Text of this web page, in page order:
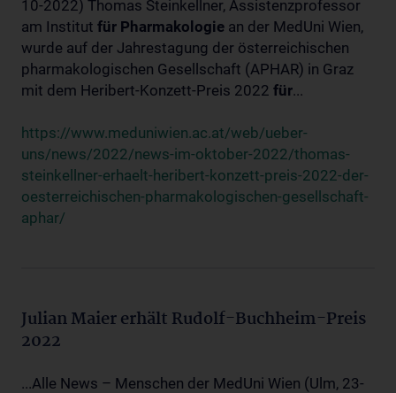
10-2022) Thomas Steinkellner, Assistenzprofessor
am Institut für Pharmakologie an der MedUni Wien,
wurde auf der Jahrestagung der österreichischen
pharmakologischen Gesellschaft (APHAR) in Graz
mit dem Heribert-Konzett-Preis 2022 für...
https://www.meduniwien.ac.at/web/ueber-
uns/news/2022/news-im-oktober-2022/thomas-
steinkellner-erhaelt-heribert-konzett-preis-2022-der-
oesterreichischen-pharmakologischen-gesellschaft-
aphar/
Julian Maier erhält Rudolf-Buchheim-Preis
2022
...Alle News – Menschen der MedUni Wien (Ulm, 23-